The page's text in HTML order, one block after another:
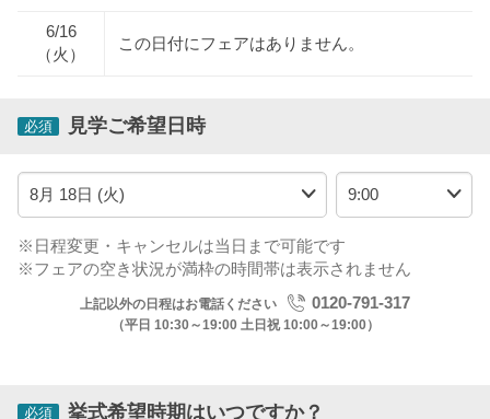
6/16
（火）
この日付にフェアはありません。
必須 見学ご希望日時
※日程変更・キャンセルは当日まで可能です
※フェアの空き状況が満枠の時間帯は表示されません
上記以外の日程はお電話ください 0120-791-317
（平日 10:30～19:00 土日祝 10:00～19:00）
必須 挙式希望時期はいつですか？